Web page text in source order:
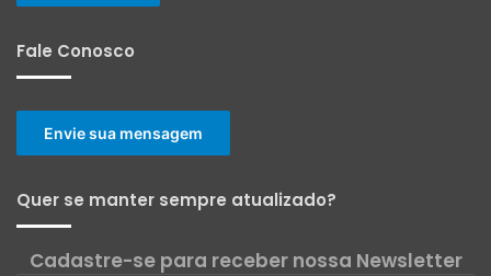
Fale Conosco
Envie sua mensagem
Quer se manter sempre atualizado?
Cadastre-se para receber nossa Newsletter